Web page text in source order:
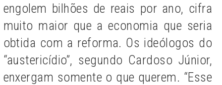
engolem bilhões de reais por ano, cifra
muito maior que a economia que seria
obtida com a reforma. Os ideólogos do
“austericídio”, segundo Cardoso Júnior,
enxergam somente o que querem. “Esse